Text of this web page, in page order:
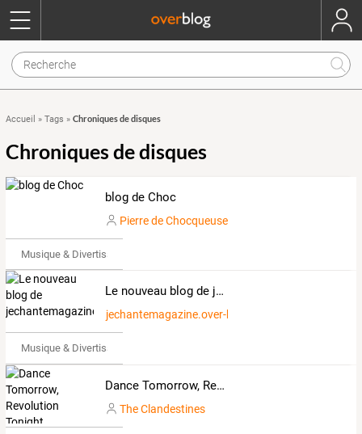
Accueil » Tags » Chroniques de disques
Chroniques de disques
blog de Choc
Pierre de Chocqueuse
Musique & Divertissements
Le nouveau blog de jechantemagazine
jechantemagazine.over-blog.com
Musique & Divertissements
Dance Tomorrow, Revolution Tonight
The Clandestines